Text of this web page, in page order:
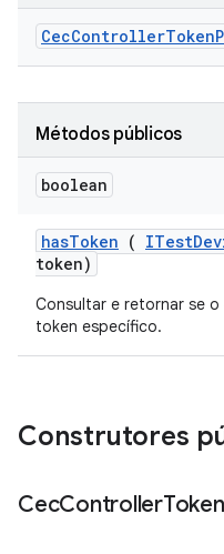
CecControllerToken
Métodos públicos
boolean
hasToken ( ITest
token)
Consultar e retornar se
token específico.
Construtores
CecControllerToken